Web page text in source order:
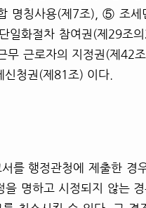
명칭사용(제7조), ⑤ 조
일화절차 참여권(제29조
근로자의 지정권(제42
청권(제81조) 이다.
를 행정관청에 제출한 경
을 명하고 시정되지 않는